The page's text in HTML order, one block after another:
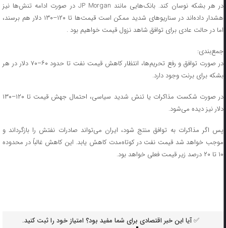
در هر بشکه نوسان کند. بانک‌هایی مانند JP Morgan در صورت ادامه تنش‌ها نیز
هشدار داده‌اند در سناریوهای شدید ممکن است قیمت‌ها تا ۱۲۰–۱۳۰ دلار هم برسند،
اما در حالت عادی برای توافق شاهد نزول قیمت خواهیم بود .
جمع‌بندی:
در صورت توافق و رفع تحریم‌ها، انتظار کاهش قیمت نفت تا حدود ۶۰–۷۰ دلار در هر
بشکه برای برنت وجود دارد.
در صورت شکست مذاکرات یا تنش شدید سیاسی، احتمال جهش قیمت تا ۱۲۰–۱۳۰
دلار نیز دیده می‌شود.
پس اگر مذاکرات به توافق منتج شود، ایران می‌تواند صادرات نفتش را بازگرداند و
موجب خواهد شد قیمت نفت در کوتاه‌مدت کاهش یابد. این کاهش غالباً در محدوده
۱۰ تا ۲۰ درصد زیر قیمت فعلی خواهد بود.
✅ آیا این خبر اقتصادی برای شما مفید بود؟ امتیاز خود را ثبت کنید.